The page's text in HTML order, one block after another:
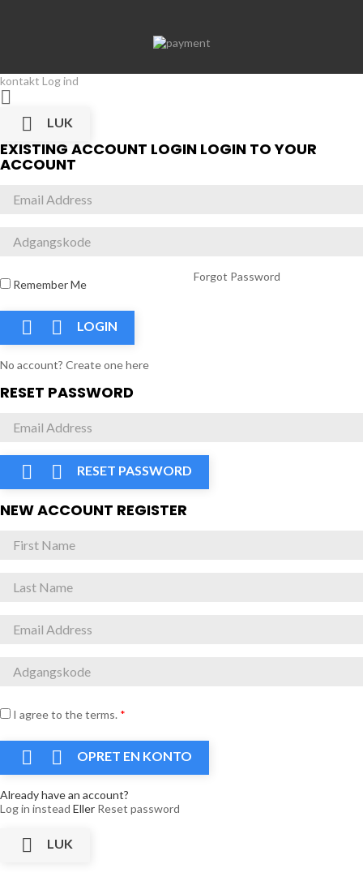
kontakt Log ind


LUK
EXISTING ACCOUNT LOGIN LOGIN TO YOUR
ACCOUNT
Remember Me
Forgot Password
  LOGIN
No account? Create one here
RESET PASSWORD
  RESET PASSWORD
NEW ACCOUNT REGISTER
I agree to the terms. *
  OPRET EN KONTO
Already have an account?
Log in instead Eller Reset password
 LUK